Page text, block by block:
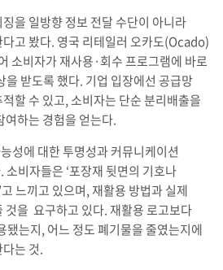
을 일방향 정보 전달 수단이 아니라
고 봤다. 영국 리테일러 오카도(Ocado)
소비자가 재사용·회수 프로그램에 바로
을 받도록 했다. 기업 입장에선 공급망
할 수 있고, 소비자는 단순 분리배출을
여하는 경험을 얻는다.
성에 대한 투명성과 커뮤니케이션
비자들은 ‘포장재 뒷면의 기호나
느끼고 있으며, 재활용 방법과 실제
것을 요구하고 있다. 재활용 로고보다
됐는지, 어느 정도 폐기물을 줄였는지에
는 것.